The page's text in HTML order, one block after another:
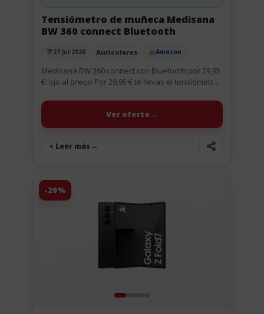
Publicado el
27 Jul 2026 Auriculares Amazon
Tensiómetro de muñeca Medisana
BW 360 connect Bluetooth
Medisana BW 360 connect con Bluetooth por 29,95
€: ojo al precio Por 29,95 € te llevas el tensiómetro
+ Leer más
Ver oferta
-20%